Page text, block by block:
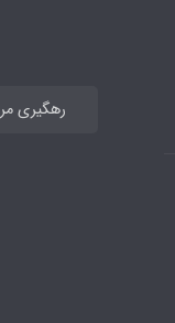
رهگیری